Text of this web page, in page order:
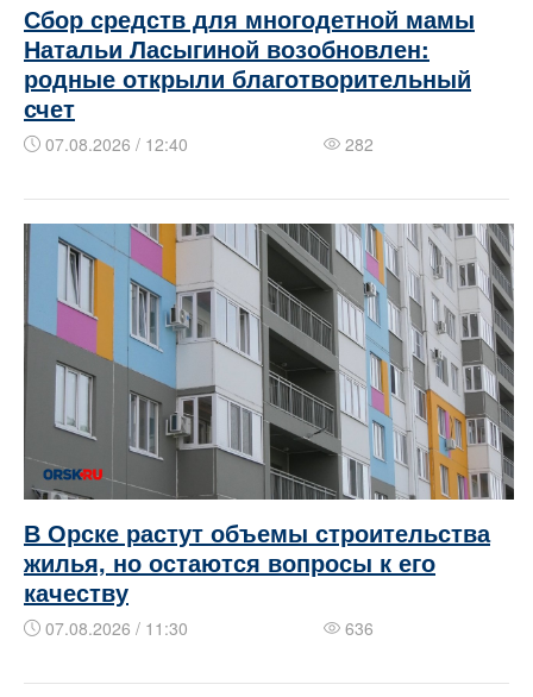
Сбор средств для многодетной мамы
Натальи Ласыгиной возобновлен:
родные открыли благотворительный
счет
07.08.2026 / 12:40 282
В Орске растут объемы строительства
жилья, но остаются вопросы к его
качеству
07.08.2026 / 11:30 636